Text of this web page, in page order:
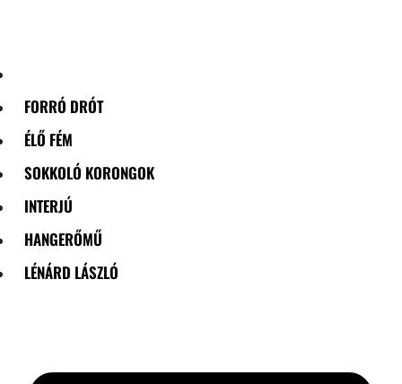
content
FORRÓ DRÓT
ÉLŐ FÉM
SOKKOLÓ KORONGOK
INTERJÚ
HANGERŐMŰ
LÉNÁRD LÁSZLÓ